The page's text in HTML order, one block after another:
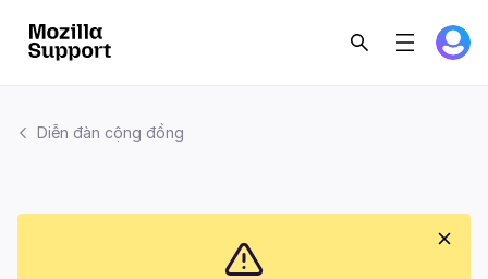
Diễn đàn cộng đồng